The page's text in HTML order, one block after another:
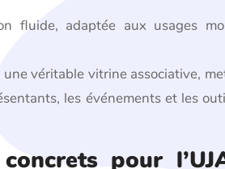
fluide, adaptée aux usages
une véritable vitrine associative,
les événements et les
pour